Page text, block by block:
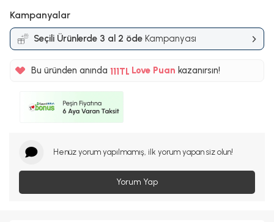
Kampanyalar
Seçili Ürünlerde 3 al 2 öde Kampanyası
Bu üründen anında 111TL Love Puan kazanırsın!
Henüz yorum yapılmamış, ilk yorum yapan siz olun!
Yorum Yap